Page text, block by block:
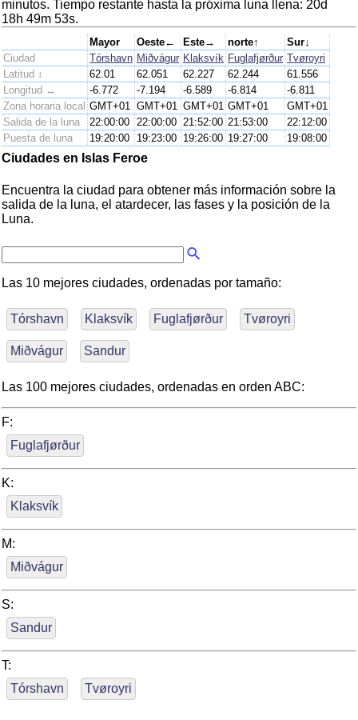
minutos. Tiempo restante hasta la próxima luna llena: 20d
18h 49m 53s.
Mayor Oeste← Este→ norte↑
Sur↓
Ciudad
Tórshavn Miðvágur Klaksvík Fuglafjørður Tvøroyri
Latitud ↕
62.01 62.051 62.227 62.244
61.556
Longitud ↔
-6.772 -7.194 -6.589 -6.814
-6.811
Zona horaria local GMT+01 GMT+01 GMT+01 GMT+01
GMT+01
Salida de la luna
22:00:00 22:00:00 21:52:00 21:53:00
22:12:00
Puesta de luna
19:20:00 19:23:00 19:26:00 19:27:00 19:08:00
Ciudades en Islas Feroe
Encuentra la ciudad para obtener más información sobre la
salida de la luna, el atardecer, las fases y la posición de la
Luna.
Las 10 mejores ciudades, ordenadas por tamaño:
Tórshavn Klaksvík Fuglafjørður Tvøroyri
Miðvágur Sandur
Las 100 mejores ciudades, ordenadas en orden ABC:
F:
Fuglafjørður
K:
Klaksvík
M:
Miðvágur
S:
Sandur
T:
Tórshavn
Tvøroyri